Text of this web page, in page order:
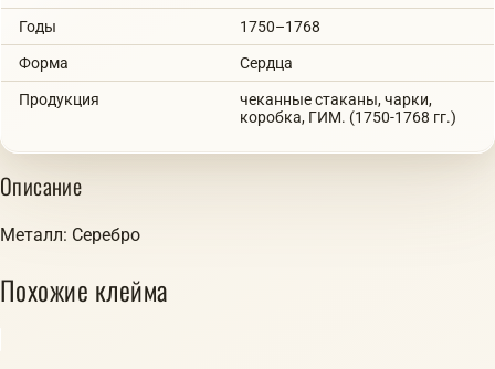
Годы 1750–1768
Форма Сердца
Продукция
чеканные стаканы, чарки,
коробка, ГИМ. (1750-1768 гг.)
Описание
Металл: Серебро
Похожие клейма